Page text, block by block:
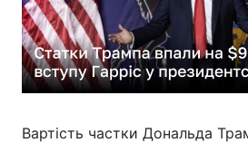
Вартість частки Дональда